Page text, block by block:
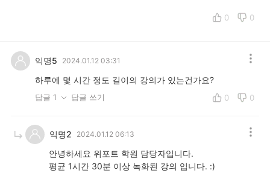
0 0
익명5 2024.01.12 03:31
하루에 몇 시간 정도 길이의 강의가 있는건가요?
답글 1 답글 쓰기 0 0
익명2 2024.01.12 06:13
안녕하세요 위포트 학원 담당자입니다.
평균 1시간 30분 이상 녹화된 강의 입니다. :)